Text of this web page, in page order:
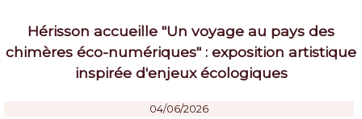
Hérisson accueille "Un voyage au pays des
chimères éco-numériques" : exposition artistique
inspirée d'enjeux écologiques
04/06/2026